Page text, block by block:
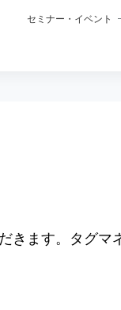
析
セミナー・イベント
きます。タグマ